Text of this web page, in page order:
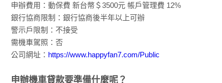
申辦費用：動保費 新台幣＄3500元 帳戶管理費 12%
銀行協商限制：銀行協商後半年以上可辦
警示戶限制：不接受
需機車駕照：否
公司網址： https://www.happyfan7.com/Public
申辦機車貸款要準備什麼呢？